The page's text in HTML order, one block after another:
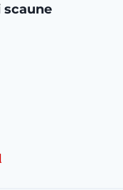
scaune